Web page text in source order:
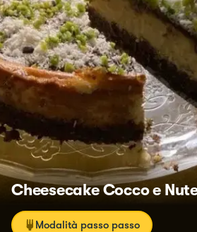
Cheesecake Cocco e
Modalità passo passo